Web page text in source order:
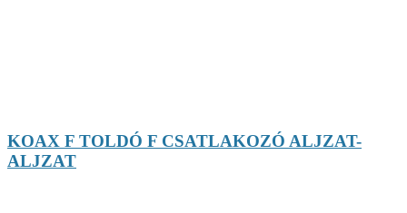
KOAX F TOLDÓ F CSATLAKOZÓ ALJZAT-
ALJZAT